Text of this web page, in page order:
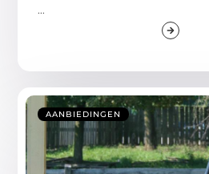
...
AANBIEDINGEN